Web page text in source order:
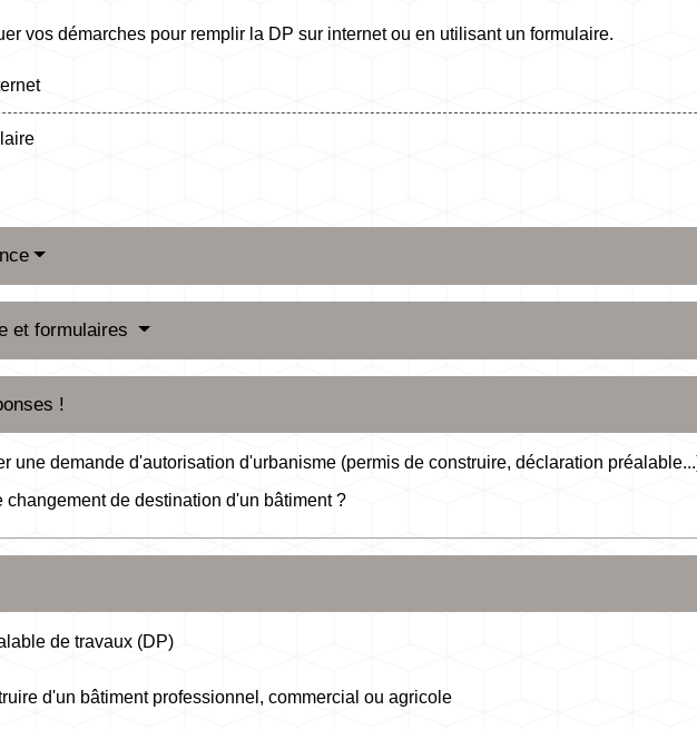
vos démarches pour remplir la DP sur internet ou en utilisant un formulaire.
et formulaires
!
une demande d'autorisation d'urbanisme (permis de construire, déclaration
changement de destination d'un bâtiment ?
de travaux (DP)
d'un bâtiment professionnel, commercial ou agricole